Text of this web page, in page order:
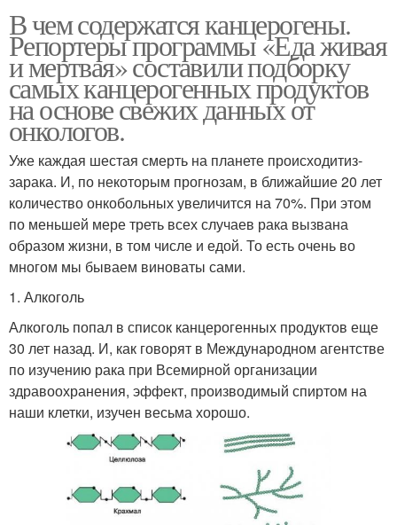
В чем содержатся канцерогены.
Репортеры программы «Еда живая
и мертвая» составили подборку
самых канцерогенных продуктов
на основе свежих данных от
онкологов.
Уже каждая шестая смерть на планете происходитиз-
зарака. И, по некоторым прогнозам, в ближайшие 20 лет
количество онкобольных увеличится на 70%. При этом
по меньшей мере треть всех случаев рака вызвана
образом жизни, в том числе и едой. То есть очень во
многом мы бываем виноваты сами.
1. Алкоголь
Алкоголь попал в список канцерогенных продуктов еще
30 лет назад. И, как говорят в Международном агентстве
по изучению рака при Всемирной организации
здравоохранения, эффект, производимый спиртом на
наши клетки, изучен весьма хорошо.